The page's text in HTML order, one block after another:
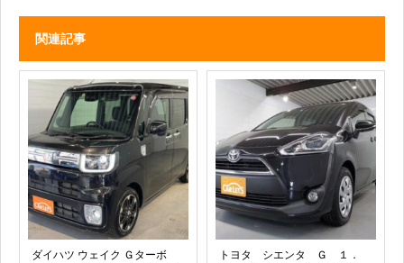
関連記事
ダイハツ ウェイク Ｇターボ
トヨタ シエンタ Ｇ １．